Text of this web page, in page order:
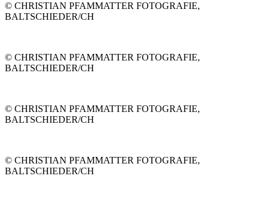
© CHRISTIAN PFAMMATTER FOTOGRAFIE,
BALTSCHIEDER/CH
© CHRISTIAN PFAMMATTER FOTOGRAFIE,
BALTSCHIEDER/CH
© CHRISTIAN PFAMMATTER FOTOGRAFIE,
BALTSCHIEDER/CH
© CHRISTIAN PFAMMATTER FOTOGRAFIE,
BALTSCHIEDER/CH